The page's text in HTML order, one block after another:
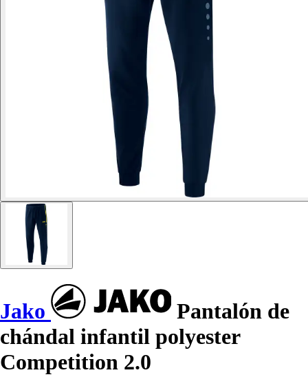
Jako
Pantalón de
chándal infantil polyester
Competition 2.0